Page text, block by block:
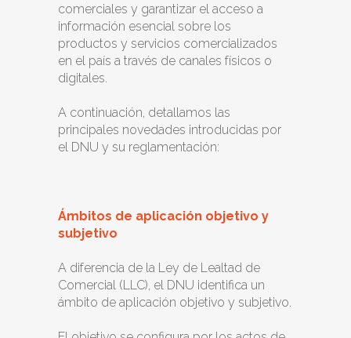
comerciales y garantizar el acceso a
información esencial sobre los
productos y servicios comercializados
en el país a través de canales físicos o
digitales.
A continuación, detallamos las
principales novedades introducidas por
el DNU y su reglamentación:
Ámbitos de aplicación objetivo y
subjetivo
A diferencia de la Ley de Lealtad de
Comercial (LLC), el DNU identifica un
ámbito de aplicación objetivo y subjetivo.